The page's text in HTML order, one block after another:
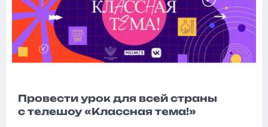
Провести урок для всей страны
с телешоу «Классная тема!»